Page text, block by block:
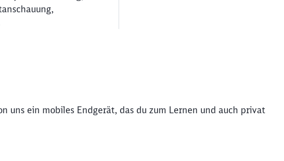
uns ein mobiles Endgerät, das du zum Lernen und auch privat
Weiter